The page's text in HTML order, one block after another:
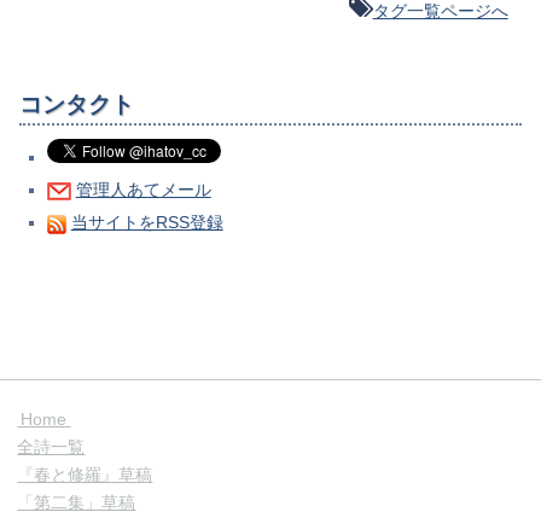
タグ一覧ページへ
コンタクト
管理人あてメール
当サイトをRSS登録
Home
全詩一覧
『春と修羅』草稿
「第二集」草稿